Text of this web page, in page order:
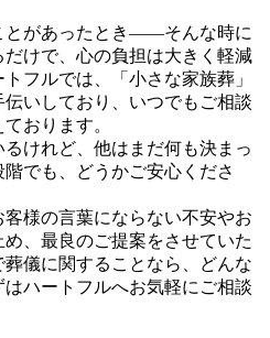
とがあったとき――そんな時に
けで、心の負担は大きく軽減
フルでは、「小さな家族葬」
いしており、いつでもご相談
おります。
るけれど、他はまだ何も決まっ
でも、どうかご安心くださ
様の言葉にならない不安やお
、最良のご提案をさせていた
儀に関することなら、どんな
ハートフルへお気軽にご相談